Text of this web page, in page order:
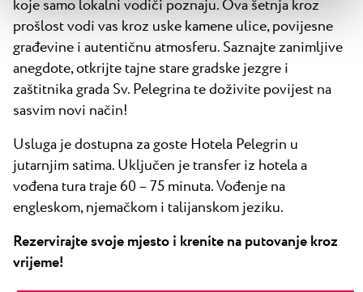
koje samo lokalni vodiči poznaju. Ova šetnja kroz
prošlost vodi vas kroz uske kamene ulice, povijesne
građevine i autentičnu atmosferu. Saznajte zanimljive
anegdote, otkrijte tajne stare gradske jezgre i
zaštitnika grada Sv. Pelegrina te doživite povijest na
sasvim novi način!
Usluga je dostupna za goste Hotela Pelegrin u
jutarnjim satima. Uključen je transfer iz hotela a
vođena tura traje 60 – 75 minuta. Vođenje na
engleskom, njemačkom i talijanskom jeziku.
Rezervirajte svoje mjesto i krenite na putovanje kroz
vrijeme!